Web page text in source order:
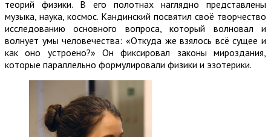
теорий физики. В его полотнах наглядно представлены
музыка, наука, космос. Кандинский посвятил своё творчество
исследованию основного вопроса, который волновал и
волнует умы человечества: «Откуда же взялось всё сущее и
как оно устроено?» Он фиксировал законы мироздания,
которые параллельно формулировали физики и эзотерики.